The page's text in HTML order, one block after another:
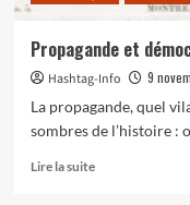
Propagande et
Hashtag-Info
9
La propagande, quel
sombres de l’histoire :
Lire la suiteEn